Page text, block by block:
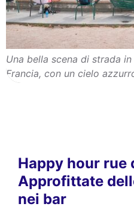
Una bella scena di strada
Francia, con un cielo
Happy hour rue
Approfittate
nei bar